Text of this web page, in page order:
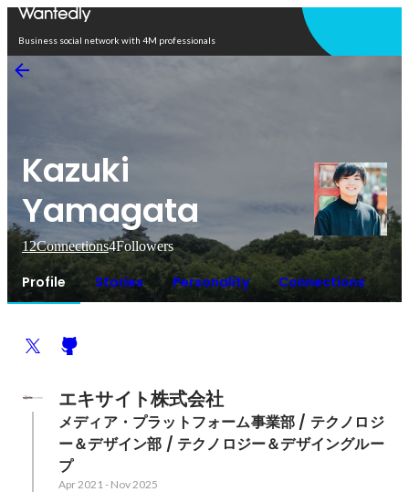
Business social network with 4M professionals
Kazuki
Yamagata
12Connections4Followers
Profile Stories Personality Connections
エキサイト株式会社
メディア・プラットフォーム事業部 / テクノロジ
ー＆デザイン部 / テクノロジー＆デザイングルー
プ
Apr 2021- Nov 2025